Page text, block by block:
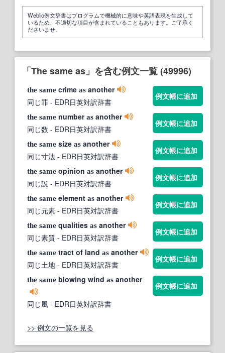
Weblio例文辞書はプログラムで機械的に意味や英語表現を生成して
いるため、不適切な項目が含まれていることもあります。ご了承く
ださいませ。
「The same as」を含む例文一覧 (49996)
the same crime as another
同じ罪 - EDR日英対訳辞書
例文帳に追加
the same numberas another
同じ数 - EDR日英対訳辞書
例文帳に追加
the same size as another
同じ寸法 - EDR日英対訳辞書
例文帳に追加
the same opinion as another
同じ説 - EDR日英対訳辞書
例文帳に追加
the same element as another
同じ元素 - EDR日英対訳辞書
例文帳に追加
the same qualities as another
同じ素質 - EDR日英対訳辞書
例文帳に追加
the same tract of land as another
同じ土地 - EDR日英対訳辞書
例文帳に追加
the same blowing wind as another
同じ風 - EDR日英対訳辞書
例文帳に追加
>> 例文の一覧を見る